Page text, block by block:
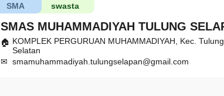
SMAS MUHAMMADIYAH TULUNG
swasta
SMA
KOMPLEK PERGURUAN MUHAMMADIYAH, Kec.
Selatan
smamuhammadiyah.tulungselapan@gmail.com